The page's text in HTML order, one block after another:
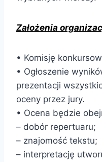
Założenia
• Komisję
• Ogłoszenie
prezentacji
oceny przez jury.
• Ocena będzie
– dobór repertuaru;
– znajomość tekstu;
– interpretację